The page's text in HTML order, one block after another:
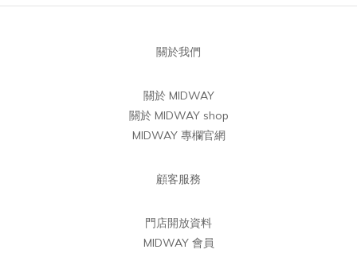
關於我們
關於 MIDWAY
關於 MIDWAY shop
MIDWAY 專欄官網
顧客服務
門店開放資料
MIDWAY 會員